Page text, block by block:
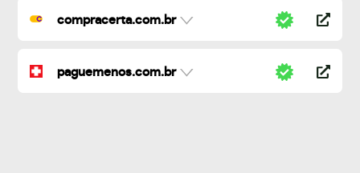
compracerta.com.br
paguemenos.com.br